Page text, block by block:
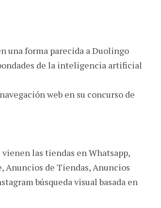
una forma parecida a Duolingo
de la inteligencia artificial
web en su concurso de
las tiendas en Whatsapp,
Anuncios de Tiendas, Anuncios
búsqueda visual basada en